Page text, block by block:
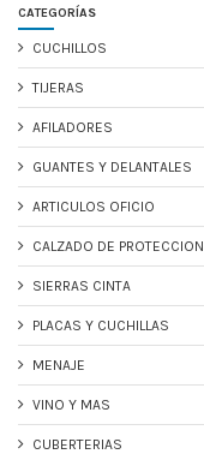
CATEGORÍAS
CUCHILLOS
TIJERAS
AFILADORES
GUANTES Y DELANTALES
ARTICULOS OFICIO
CALZADO DE PROTECCION
SIERRAS CINTA
PLACAS Y CUCHILLAS
MENAJE
VINO Y MAS
CUBERTERIAS